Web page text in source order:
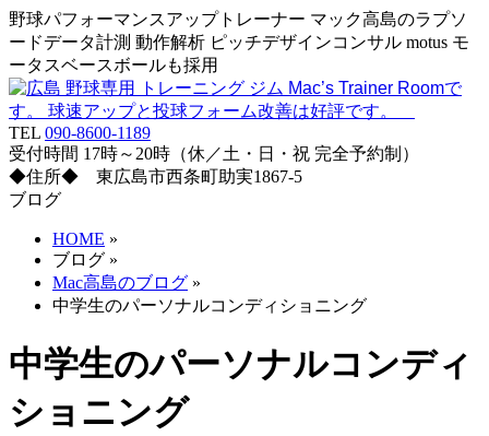
野球パフォーマンスアップトレーナー マック高島のラプソ
ードデータ計測 動作解析 ピッチデザインコンサル motus モ
ータスベースボールも採用
TEL 090-8600-1189
受付時間 17時～20時（休／土・日・祝 完全予約制）
◆住所◆ 東広島市西条町助実1867-5
ブログ
HOME »
ブログ »
Mac高島のブログ »
中学生のパーソナルコンディショニング
中学生のパーソナルコンディ
ショニング